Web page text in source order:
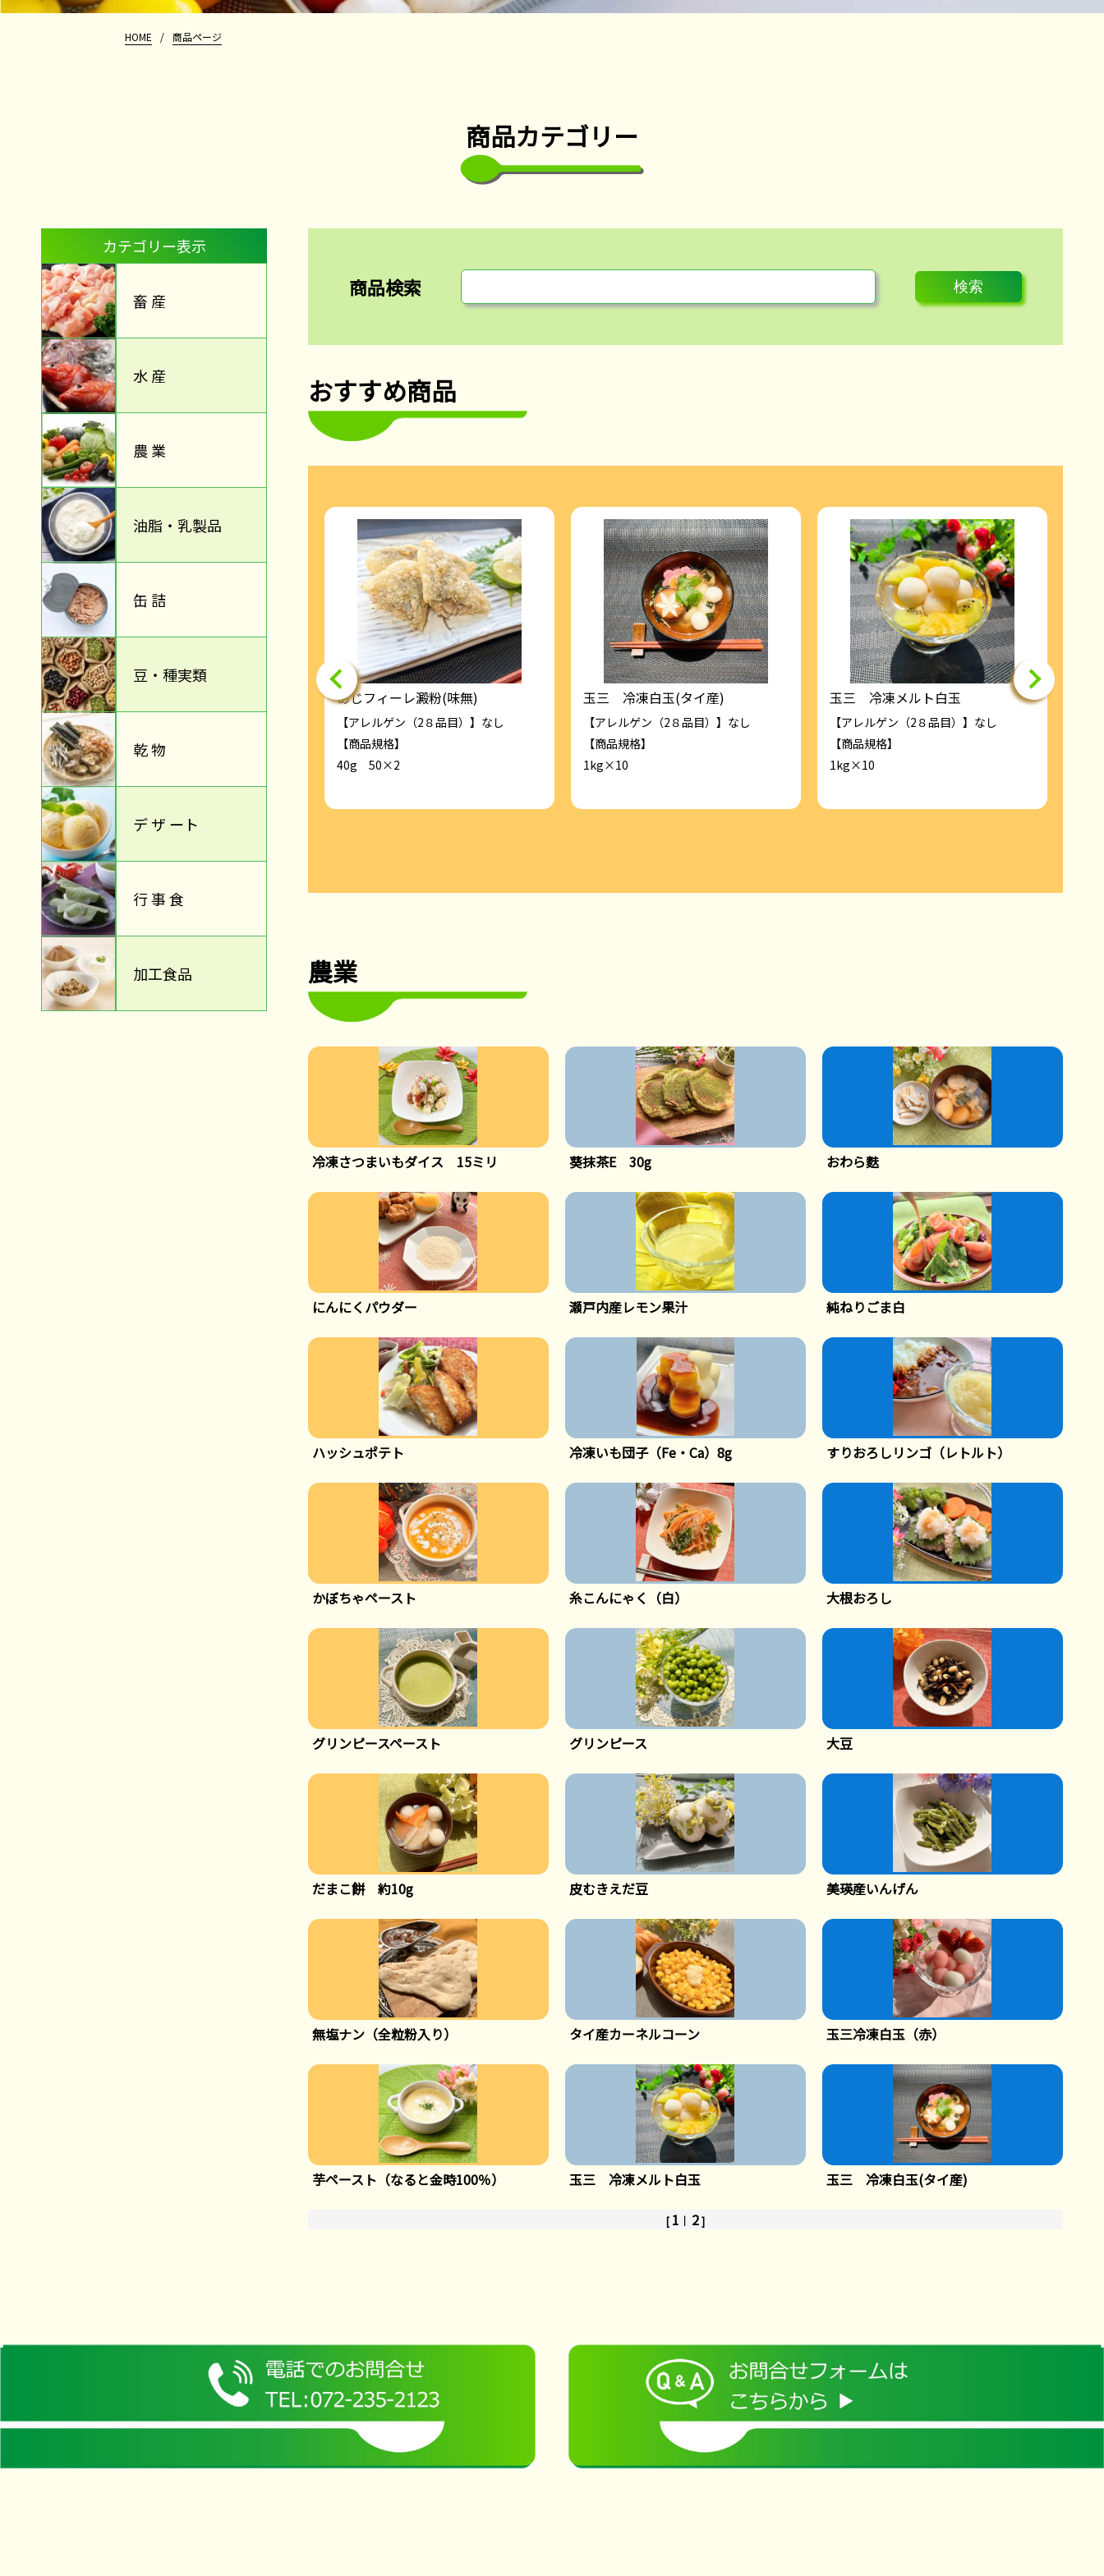
HOME / 商品ページ
商品カテゴリー
カテゴリー表示
畜 産
水 産
農 業
油脂・乳製品
缶 詰
豆・種実類
乾 物
デ ザ ート
行 事 食
加工食品
商品検索
おすすめ商品
おはぎ(きな粉)
【アレルゲン（2８品目）】大豆
【商品規格】
30g×40×5
あじフィーレ澱粉(味無)
【アレルゲン（2８品目）】なし
【商品規格】
40g 50×2
玉三 冷凍白玉(タイ産)
【アレルゲン（2８品目）】なし
【商品規格】
1kg×10
玉三 冷凍メルト白玉
【アレルゲン（2８品目）】なし
【商品規格】
1kg×10
農業
冷凍さつまいもダイス 15ミリ 葵抹茶E 30g おわら麩
にんにくパウダー 瀬戸内産レモン果汁 純ねりごま白
ハッシュポテト 冷凍いも団子（Fe・Ca）8g すりおろしリンゴ（レトルト）
かぼちゃペースト 糸こんにゃく（白） 大根おろし
グリンピースペースト グリンピース 大豆
だまこ餅 約10g 皮むきえだ豆 美瑛産いんげん
無塩ナン（全粒粉入り） タイ産カーネルコーン 玉三冷凍白玉（赤）
芋ペースト（なると金時100％） 玉三 冷凍メルト白玉 玉三 冷凍白玉(タイ産)
[ 1 ｜ 2]